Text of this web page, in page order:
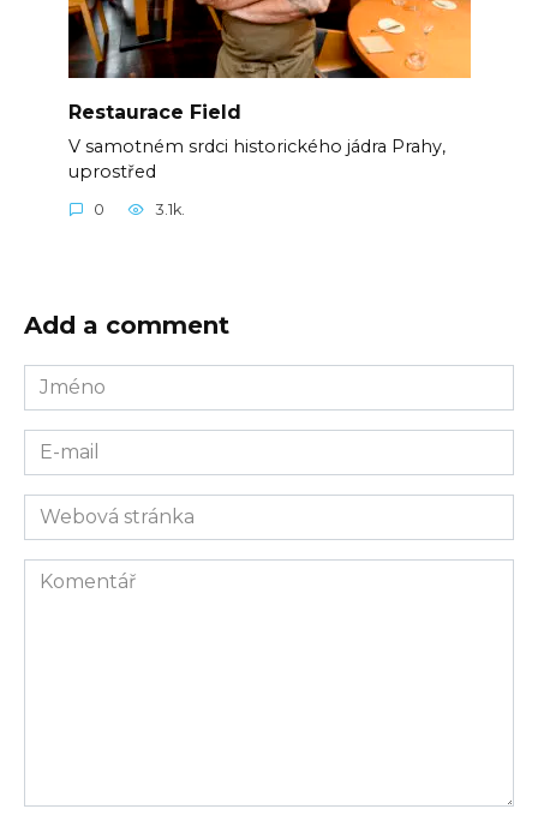
Restaurace Field
V samotném srdci historického jádra Prahy,
uprostřed
0 3.1k.
Add a comment
Jméno
E-
mail
Webová
stránka
Komentář